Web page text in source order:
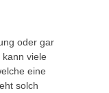
oder gar
viele
eine
solch